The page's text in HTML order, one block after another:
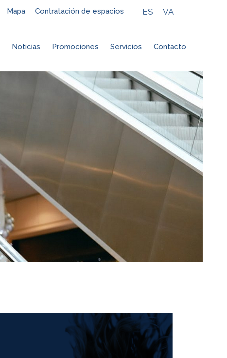
Mapa Contratación de espacios ES VA
Noticias Promociones Servicios Contacto